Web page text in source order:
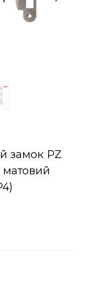
замок PZ
матовий